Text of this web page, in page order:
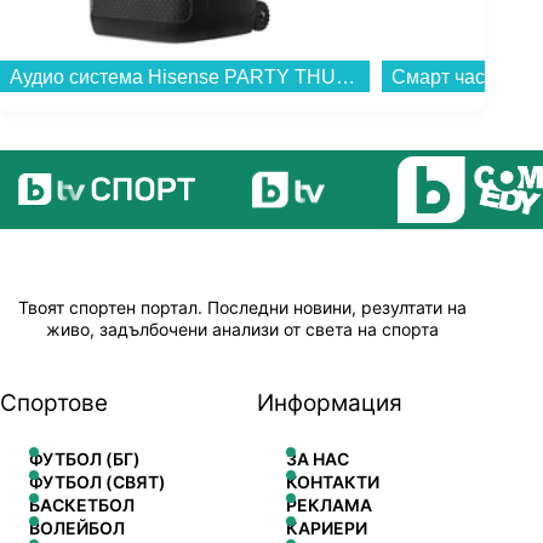
Аудио система Hisense PARTY THUNDER HP500...
Твоят спортен портал. Последни новини, резултати на
живо, задълбочени анализи от света на спорта
Спортове
ФУТБОЛ (БГ)
ФУТБОЛ (СВЯТ)
БАСКЕТБОЛ
ВОЛЕЙБОЛ
Информация
ЗА НАС
КОНТАКТИ
РЕКЛАМА
КАРИЕРИ